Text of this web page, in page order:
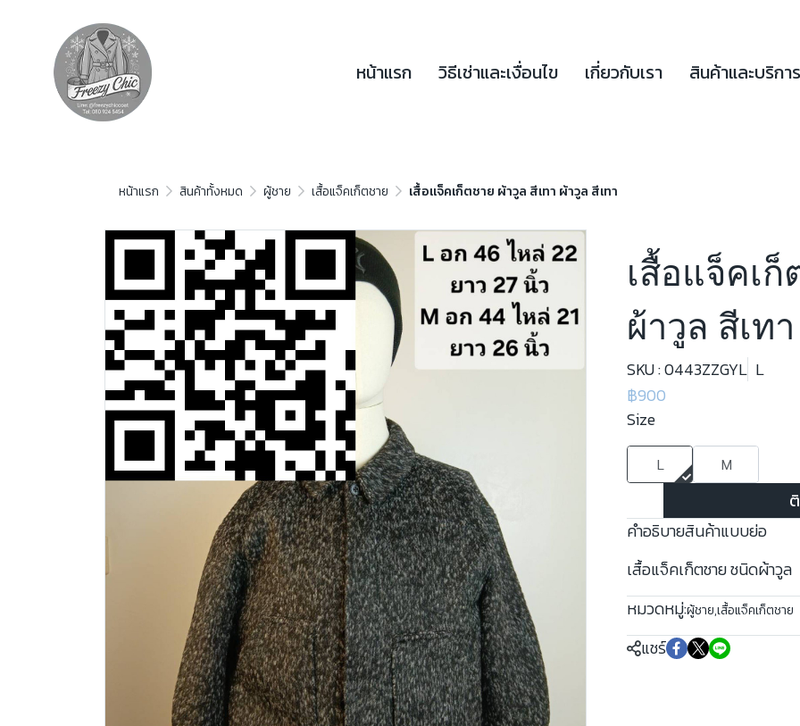
หน้าแรก วิธีเช่าและเงื่อนไข เกี่ยวกับเรา สินค้าและบริการ
หน้าแรก สินค้าทั้งหมด ผู้ชาย เสื้อแจ็คเก็ตชาย เสื้อแจ็คเก็ตชาย ผ้าวูล สีเทา ผ้าวูล สีเทา
เสื้อแจ็คเก็
ผ้าวูล สีเทา
SKU : 0443ZZGYL L
฿900
Size
L M
คำอธิบายสินค้าแบบย่อ
เสื้อแจ็คเก็ตชาย ชนิดผ้าวูล
หมวดหมู่:ผู้ชาย,เสื้อแจ็คเก็ตชาย
แชร์